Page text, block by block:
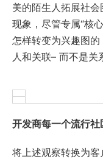
美的陌生人拓展社
现象，尽管专属“核
怎样转变为兴趣图
人和关联– 而不是关
开发商每一个流行社
将上述观察转换为